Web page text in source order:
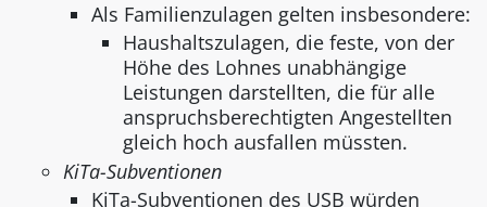
Als Familienzulagen gelten insbesondere:
Haushaltszulagen, die feste, von der
Höhe des Lohnes unabhängige
Leistungen darstellten, die für alle
anspruchsberechtigten Angestellten
gleich hoch ausfallen müssten.
KiTa-Subventionen
KiTa-Subventionen des USB würden